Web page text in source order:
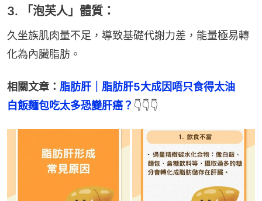
3. 「泡芙人」體質：
久坐族肌肉量不足，導致基礎代謝力差，能量極易轉
化為內臟脂肪。
相關文章： 脂肪肝｜脂肪肝5大成因唔只食得太油
白飯麵包吃太多恐變肝癌？ 👇👇👇